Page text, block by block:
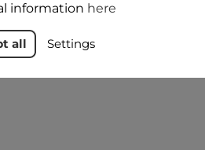
information here
all Settings